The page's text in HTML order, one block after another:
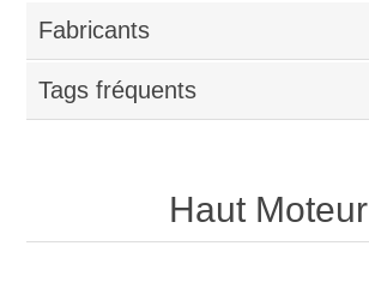
Fabricants
Tags fréquents
Haut Moteur